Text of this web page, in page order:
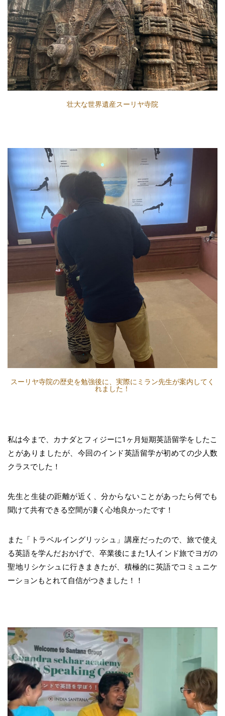
壮大な世界遺産スーリヤ寺院
スーリヤ寺院の歴史を勉強後に、実際にミラン先生が案内してく
れました！
私は今まで、カナダとフィジーに1ヶ月短期英語留学をしたこ
とがありましたが、今回のインド英語留学が初めての少人数
クラスでした！
先生と生徒の距離が近く、分からないことがあったら何でも
聞けて共有できる空間が凄く心地良かったです！
また「トラベルイングリッシュ」講座だったので、旅で使え
る英語を学んだおかげで、卒業後にまた1人インド旅でヨガの
聖地リシケシュに行きまきたが、積極的に英語でコミュニケ
ーションもとれて自信がつきました！！